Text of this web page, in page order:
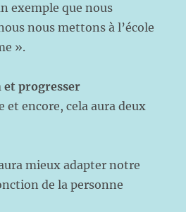
exemple que nous
nous mettons à l’école
».
et progresser
et encore, cela aura deux
mieux adapter notre
de la personne